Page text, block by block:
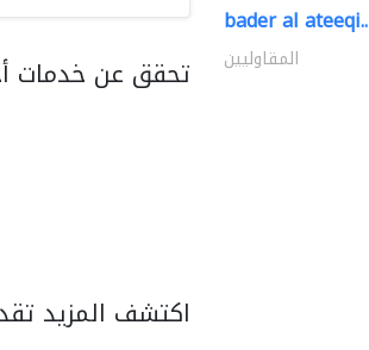
تحقق عن خدمات
اكتشف المزيد
bader al ateeqi..
المقاوليين